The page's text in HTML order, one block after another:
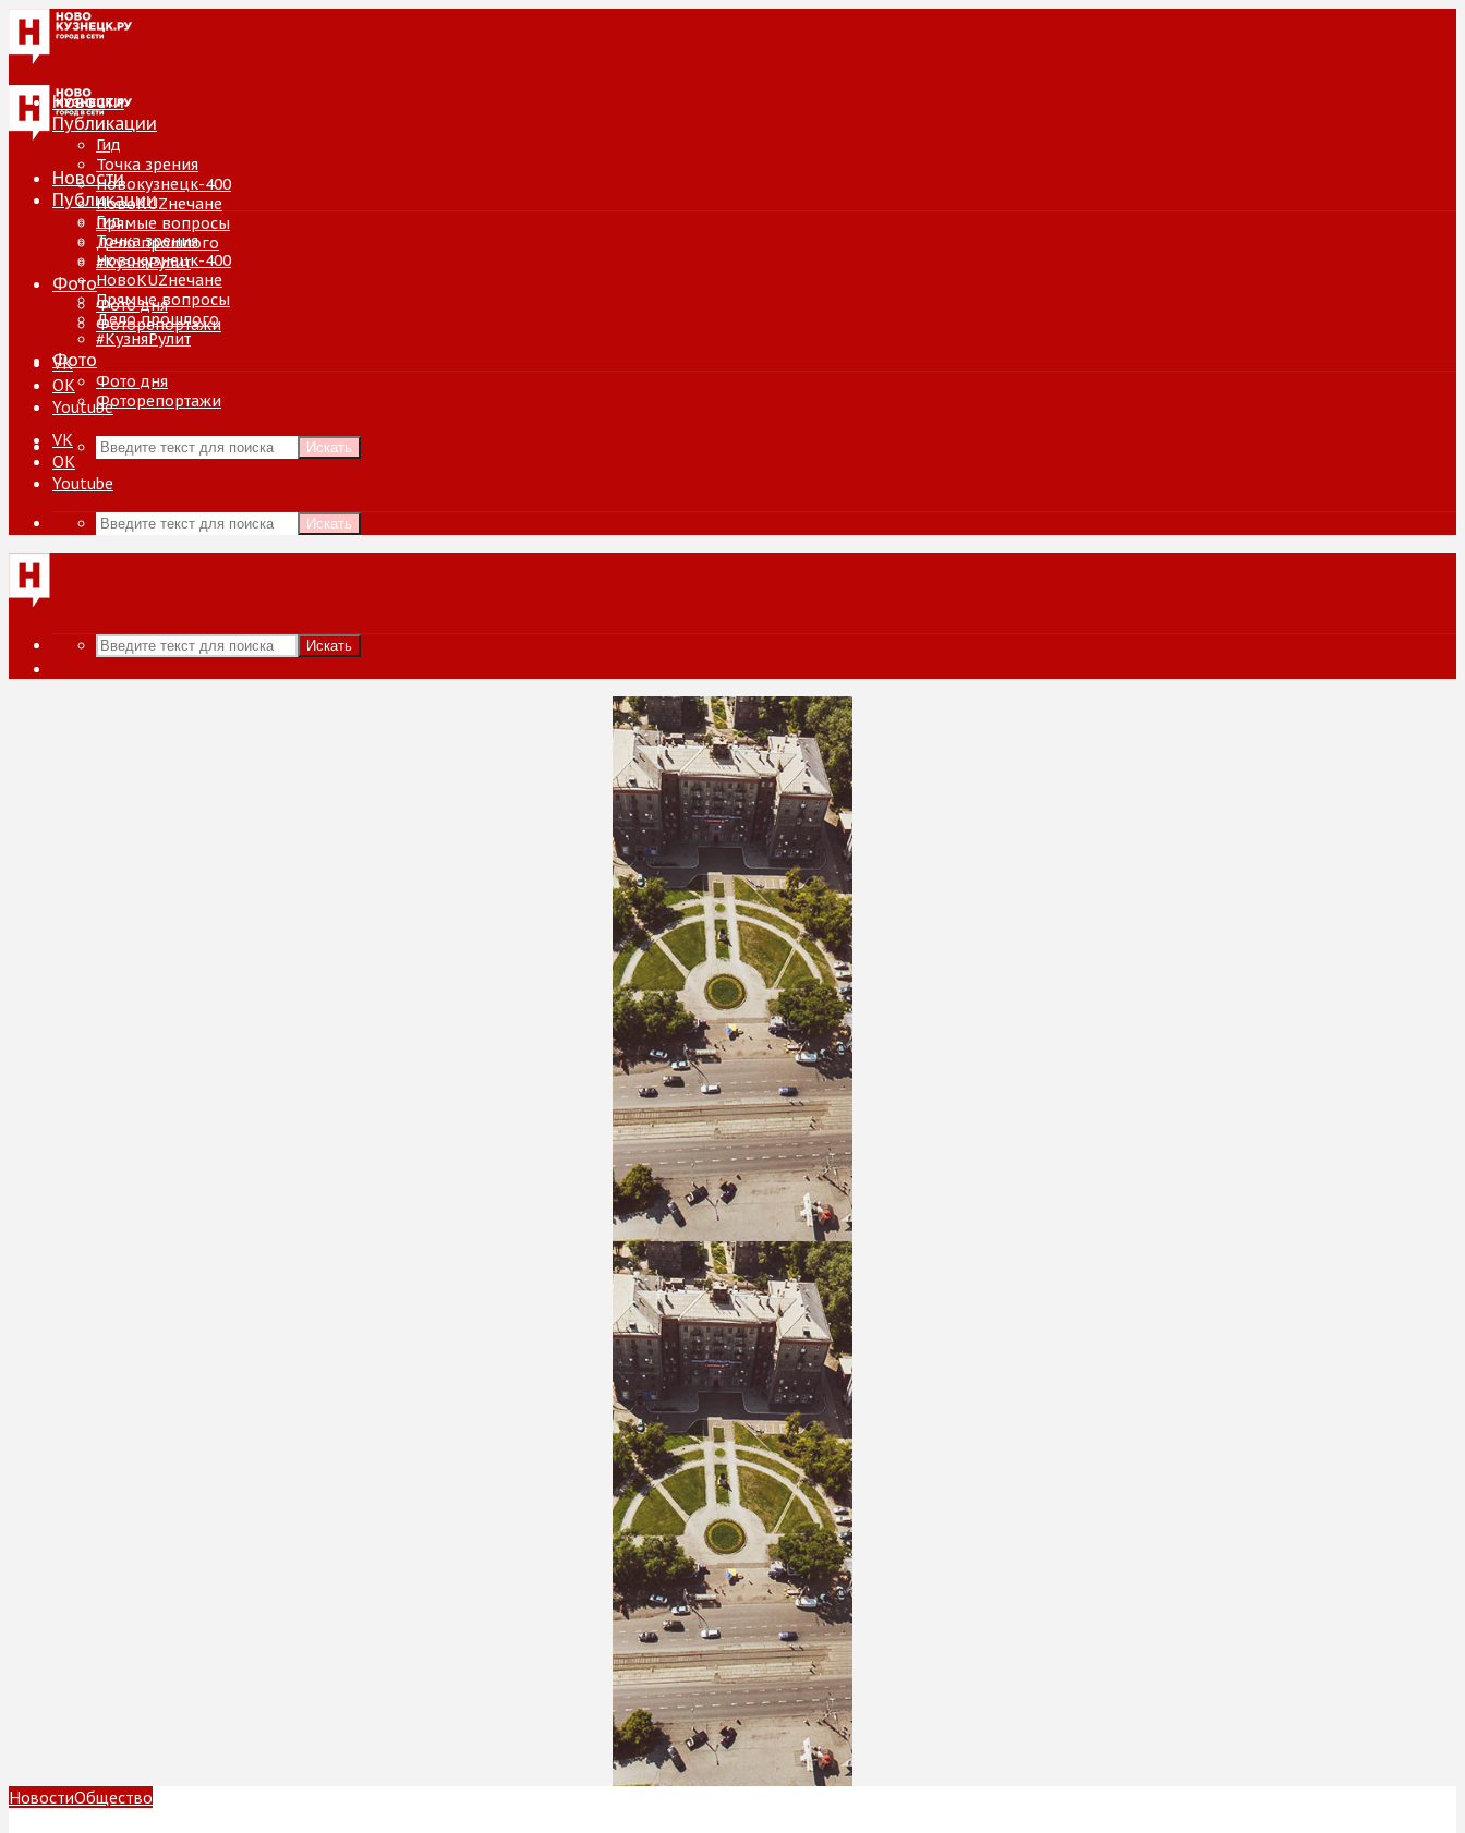
Новости
Публикации
Гид
Точка зрения
Новокузнецк-400
НовоKUZнечане
Прямые вопросы
Дело прошлого
#КузняРулит
Фото
Фото дня
Фоторепортажи
VK
ОК
Youtube
Искать
Новости
Публикации
Гид
Точка зрения
Новокузнецк-400
НовоKUZнечане
Прямые вопросы
Дело прошлого
#КузняРулит
Фото
Фото дня
Фоторепортажи
VK
ОК
Youtube
Искать
Искать
НовостиОбщество